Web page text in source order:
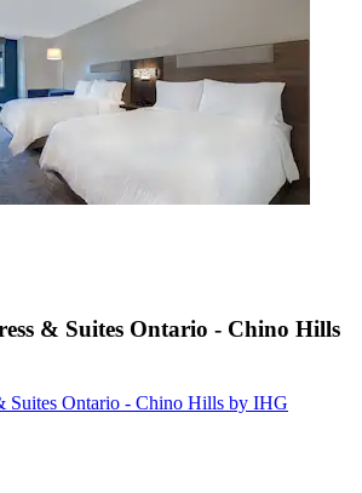
& Suites Ontario - Chino Hills
Suites Ontario - Chino Hills by IHG